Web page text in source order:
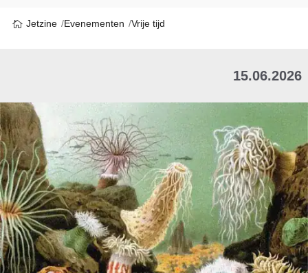
Jetzine Evenementen Vrije tijd
15.06.2026